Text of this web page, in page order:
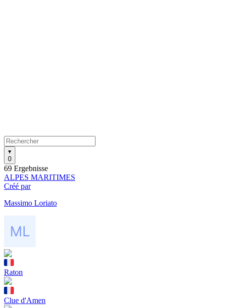
0
69 Ergebnisse
ALPES MARITIMES
Créé par
Massimo Loriato
Raton
Clue d'Amen